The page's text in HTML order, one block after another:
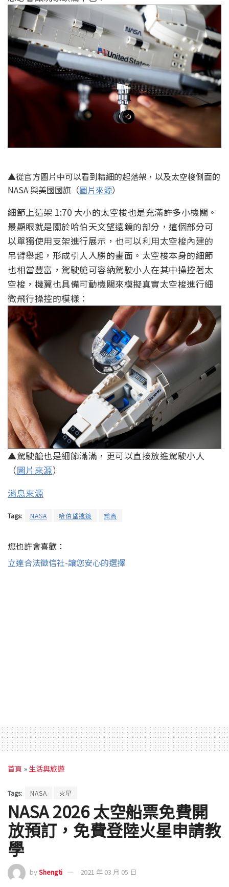
▲從官方圖片中可以看到精細的起落架，以及太空梭側面的
NASA 與美國國旗（圖片來源）
細節上這架 1:70 大小的太空梭也是充滿許多小機關。
最顯眼就是關於哈伯天文望遠鏡的部分，這個部分可
以單獨使用支架進行展示，也可以利用太空梭內建的
吊臂舉起，形成引人入勝的畫面。太空梭本身的細節
也相當豐富，駕駛艙可容納駕駛小人在其中操控著太
空梭，機翼也具備可動機關來模擬真實太空梭進行細
微飛行操控的模樣：
▲駕駛艙也是細節滿滿，更可以直接放進駕駛小人
（圖片來源）
消息來源
Tags: NASA 哈伯望遠鏡 樂高
您也許會喜歡：
立達合法徵信社-讓您安心的選擇
首頁 » 生活與旅遊
Tags: NASA 火星
NASA 2026 太空船票免費開
放預訂，免費登陸火星申請教
學
byShengti 2021 年 03 月 05 日